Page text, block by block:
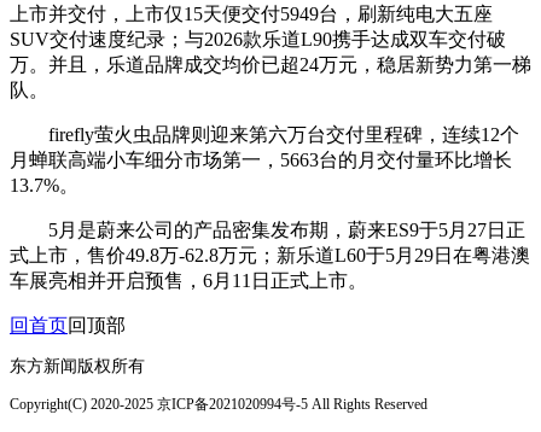
上市并交付，上市仅15天便交付5949台，刷新纯电大五座
SUV交付速度纪录；与2026款乐道L90携手达成双车交付破
万。并且，乐道品牌成交均价已超24万元，稳居新势力第一梯
队。
firefly萤火虫品牌则迎来第六万台交付里程碑，连续12个
月蝉联高端小车细分市场第一，5663台的月交付量环比增长
13.7%。
5月是蔚来公司的产品密集发布期，蔚来ES9于5月27日正
式上市，售价49.8万-62.8万元；新乐道L60于5月29日在粤港澳
车展亮相并开启预售，6月11日正式上市。
回首页回顶部
东方新闻版权所有
Copyright(C) 2020-2025 京ICP备2021020994号-5 All Rights Reserved